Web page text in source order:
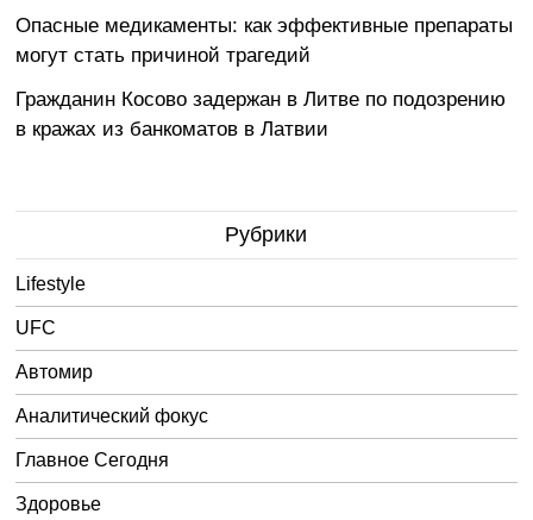
Опасные медикаменты: как эффективные препараты
могут стать причиной трагедий
Гражданин Косово задержан в Литве по подозрению
в кражах из банкоматов в Латвии
Рубрики
Lifestyle
UFC
Автомир
Аналитический фокус
Главное Сегодня
Здоровье